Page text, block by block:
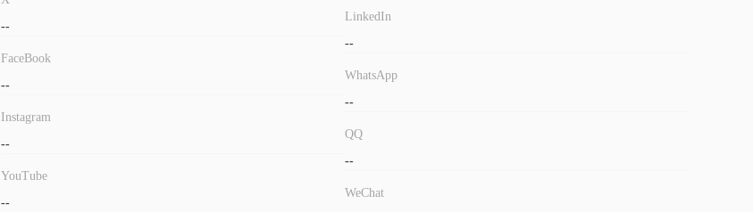
する必要があります。
仲介業者として、 OctaPrimeは、多様な取引の好みに応えるための包括的な市場商品を提供します。
外国為替:
にします。これらのペアにはメジャー通貨、マイナー通貨、エキゾチック通貨が含まれており、豊富な取引機会を提供し
: OctaPrimeは世界の株価指数へのアクセスを提供し、トレーダーが英国 100 などの世界中の主要株式市場のパフォ
ーマンスを推測できるようにし、多様な取引機会を提供します。
CFD を共有する:
--
FaceBook
--
Instagram
--
YouTube
--
LinkedIn
--
WhatsApp
--
QQ
--
WeChat